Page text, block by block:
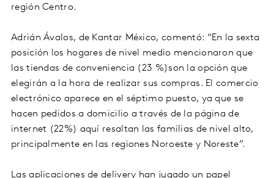
región Centro.
Adrián Ávalos, de Kantar México, comentó: “En la sexta
posición los hogares de nivel medio mencionaron que
las tiendas de conveniencia (23 %)son la opción que
elegirán a la hora de realizar sus compras. El comercio
electrónico aparece en el séptimo puesto, ya que se
hacen pedidos a domicilio a través de la página de
internet (22%) aquí resaltan las familias de nivel alto,
principalmente en las regiones Noroeste y Noreste”.
Las aplicaciones de delivery han jugado un papel